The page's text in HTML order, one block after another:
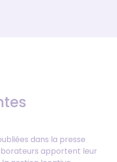
dans la presse
apportent leur